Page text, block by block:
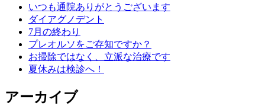
いつも通院ありがとうございます
ダイアグノデント
7月の終わり
プレオルソをご存知ですか？
お掃除ではなく、立派な治療です
夏休みは検診へ！
アーカイブ